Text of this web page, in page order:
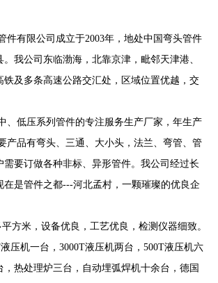
件有限公司成立于2003年，地处中国弯头管件
我公司东临渤海，北靠京津，毗邻天津港、
铁及多条高速公路交汇处，区域位置优越，交
、低压系列管件的专注服务生产厂家，年生产
产品有弯头、三通、大小头，法兰、弯管、管
需要订做各种非标、异形管件。我公司经过长
在是管件之都---河北孟村，一颗璀璨的优良企
方米，设备优良，工艺优良，检测仪器细致。
压机一台，3000T液压机两台，500T液压机六
，热处理炉三台，自动埋弧焊机十余台，德国